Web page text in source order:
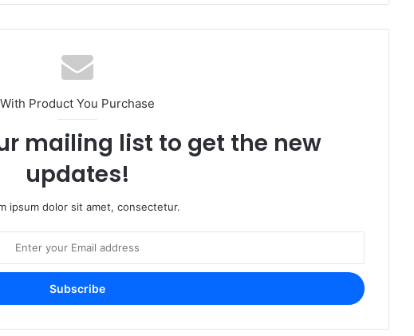
With Product You Purchase
mailing list to get the new
updates!
ipsum dolor sit amet, consectetur.